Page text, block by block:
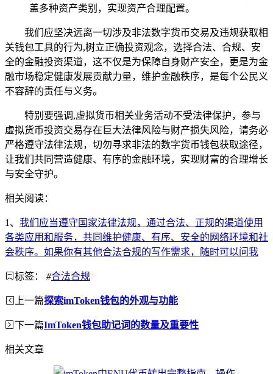
盖多种资产类别，实现资产合理配置。
我们应坚决远离一切涉及非法数字货币交易及违规获取相
关钱包工具的行为,树立正确投资观念，选择合法、合规、安
全的金融投资渠道，这不仅是为保障自身财产安全，更是为金
融市场稳定健康发展贡献力量，维护金融秩序，是每个公民义
不容辞的责任与义务。
特别要强调,虚拟货币相关业务活动不受法律保护，参与
虚拟货币投资交易存在巨大法律风险与财产损失风险，请务必
严格遵守法律法规，切勿寻求非法的数字货币钱包获取途径，
让我们共同营造健康、有序的金融环境，实现财富的合理增长
与安全守护。
相关阅读：
1、 我们应当遵守国家法律法规，通过合法、正规的渠道使用
各类应用和服务，共同维护健康、有序、安全的网络环境和社
会秩序。如果你有其他合法合规的写作需求，随时可以问我
标签： #合法合规
上一篇探索imToken钱包的外观与功能
下一篇ImToken钱包助记词的数量及重要性
相关文章